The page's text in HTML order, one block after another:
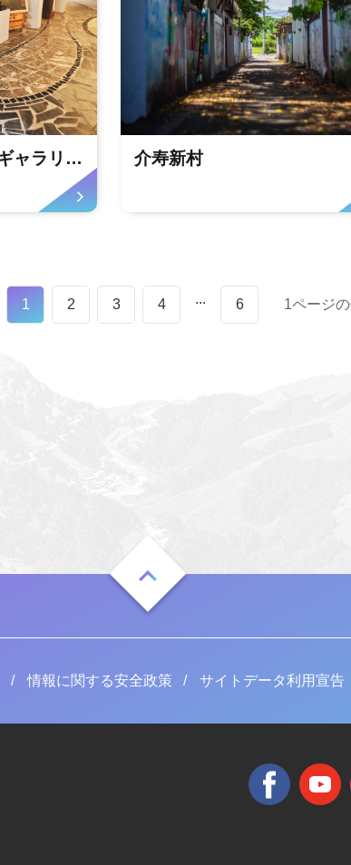
花蓮港1-1倉庫美術館ギャラリーヴィーナス 介寿新村
1 2 3 4 ... 6 1ページ
情報に関する安全政策 サイトデータ利用宣告